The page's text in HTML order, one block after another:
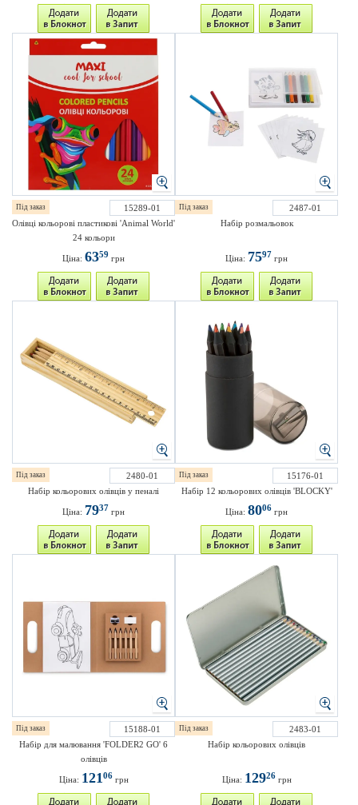
Під заказ
15289-01
Олівці кольорові пластикові 'Animal World'
24 кольори
Ціна: 6359 грн
Під заказ
2487-01
Набір розмальовок
Ціна: 7597 грн
Під заказ
2480-01
Набір кольорових олівців у пеналі
Ціна: 7937 грн
Під заказ
15176-01
Набір 12 кольорових олівців 'BLOCKY'
Ціна: 8006 грн
Під заказ
15188-01
Набір для малювання 'FOLDER2 GO' 6
олівців
Ціна: 12106грн
Під заказ
2483-01
Набір кольорових олівців
Ціна: 12926грн